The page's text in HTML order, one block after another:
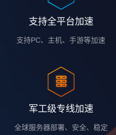
支持全平台加速
支持PC、主机、手游等加速
军工级专线加速
全球服务器部署、安全、稳定